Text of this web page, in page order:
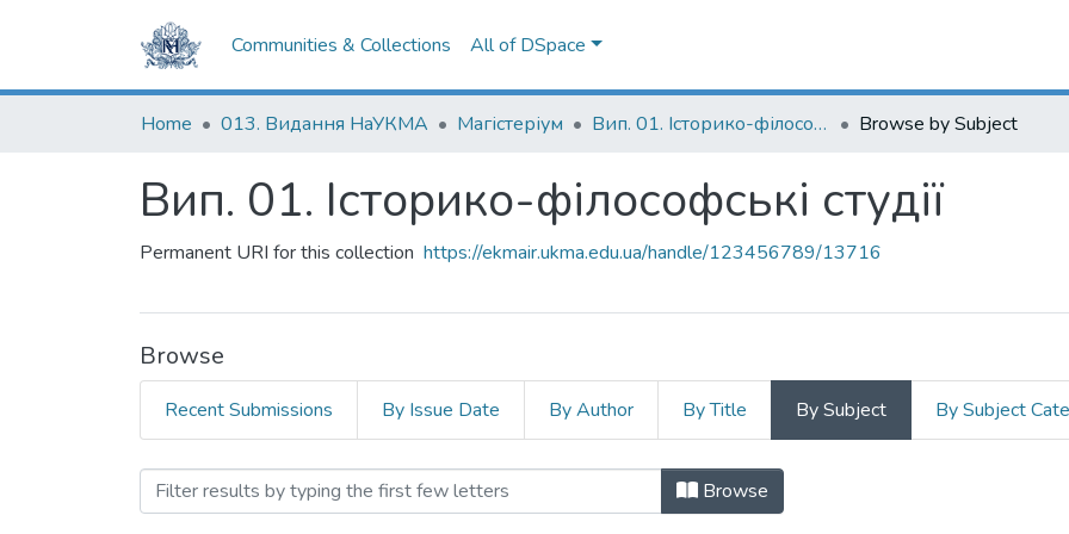
Communities & Collections All of DSpace
Home 013. Видання НаУКМА Магістеріум Вип. 01. Історико-філософські студії Browse by Subject
Вип. 01. Історико-філософські студії
Permanent URI for this collection https://ekmair.ukma.edu.ua/handle/123456789/13716
Browse
Recent Submissions By Issue Date By Author By Title By Subject By Subject
Browsing Вип. 01. Історико-філософські студії by Subject
Browse